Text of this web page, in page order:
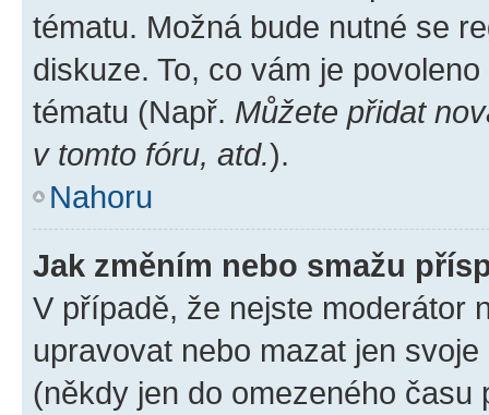
tématu. Možná bude nutné se
diskuze. To, co vám je
tématu (Např. Můžete přidat
v tomto fóru, atd.).
Nahoru
Jak změním nebo smažu
V případě, že nejste moderátor
upravovat nebo mazat jen
(někdy jen do omezeného